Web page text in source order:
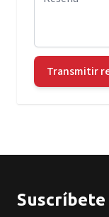
Transmitir